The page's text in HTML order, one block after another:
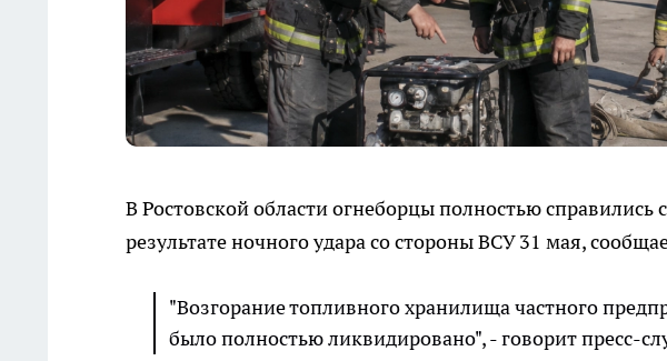
В Ростовской области огнеборцы полностью
результате ночного удара со стороны ВСУ 31 мая,
"Возгорание топливного хранилища частного
было полностью ликвидировано", - говорит пресс-